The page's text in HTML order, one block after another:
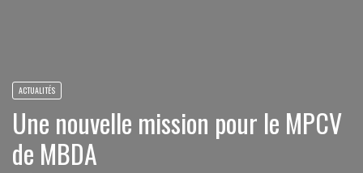
ACTUALITÉS
Une nouvelle mission pour le MPCV
de MBDA